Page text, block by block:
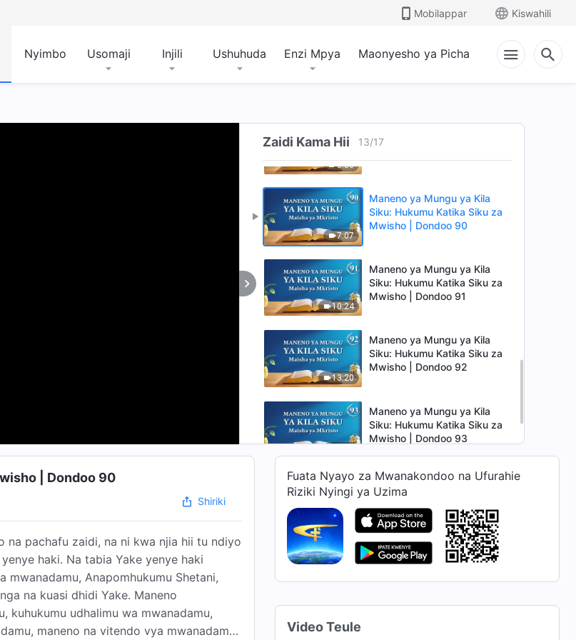
Mobilappar Kiswahili
Nyimbo Usomaji Injili Ushuhuda Enzi Mpya Maonyesho ya Picha
Zaidi Kama Hii 13/17
Mwisho | Dondoo 87
Maneno ya Mungu ya Kila
3:50
Maneno ya Mungu ya Kila
Siku: Hukumu Katika Siku za
7:07
Maneno ya Mungu ya Kila
Siku: Hukumu Katika Siku za
Mwisho | Dondoo 90
10:24
Maneno ya Mungu ya Kila
Siku: Hukumu Katika Siku za
Mwisho | Dondoo 91
13:20
Maneno ya Mungu ya Kila
Siku: Hukumu Katika Siku za
Mwisho | Dondoo 92
Maneno ya Mungu ya Kila
Siku: Hukumu Katika Siku za
Mwisho | Dondoo 93
11:19
Maneno ya Mungu ya Kila
Siku: Hukumu Katika Siku za
Mwisho | Dondoo 98
| Dondoo 90
Shiriki
na pachafu zaidi, na ni kwa njia hii tu ndiyo
haki. Na tabia Yake yenye haki
mwanadamu, Anapomhukumu Shetani,
na kuasi dhidi Yake. Maneno
kuhukumu udhalimu wa mwanadamu,
maneno na vitendo vya mwanadamu
Fuata Nyayo za Mwanakondoo na Ufurahie
Riziki Nyingi ya Uzima
Video Teule